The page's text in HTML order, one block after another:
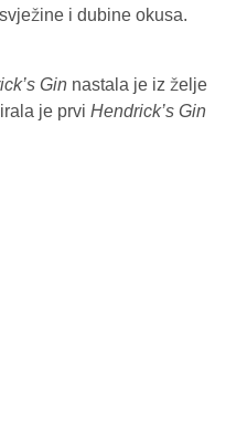
i dubine okusa.
Gin nastala je iz želje
je prvi Hendrick’s Gin